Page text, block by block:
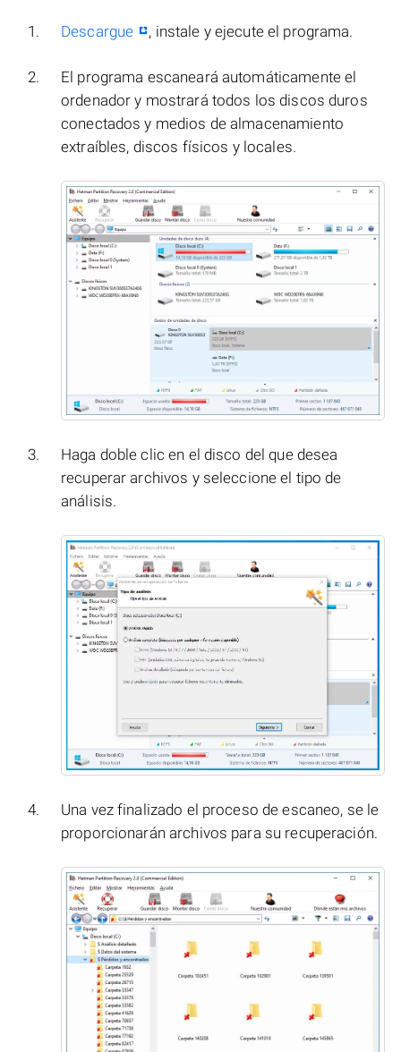
Descargue , instale y ejecute el programa.
El programa escaneará automáticamente el
ordenador y mostrará todos los discos duros
conectados y medios de almacenamiento
extraíbles, discos físicos y locales.
Haga doble clic en el disco del que desea
recuperar archivos y seleccione el tipo de
análisis.
Una vez finalizado el proceso de escaneo, se le
proporcionarán archivos para su recuperación.